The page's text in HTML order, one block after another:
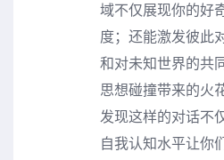
域不仅展现你的好
度；还能激发彼此
和对未知世界的共
思想碰撞带来的火
发现这样的对话不
自我认知水平让你